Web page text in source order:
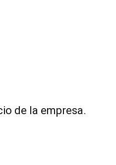
de la empresa.